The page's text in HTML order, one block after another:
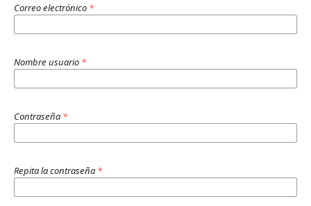
Correo electrónico *
Nombre usuario *
Contraseña *
Repita la contraseña *